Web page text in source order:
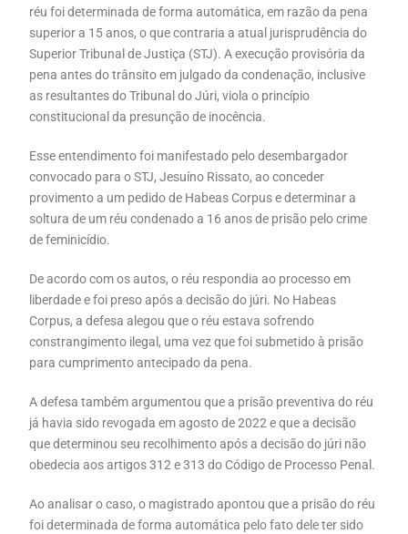
réu foi determinada de forma automática, em razão da pena
superior a 15 anos, o que contraria a atual jurisprudência do
Superior Tribunal de Justiça (STJ). A execução provisória da
pena antes do trânsito em julgado da condenação, inclusive
as resultantes do Tribunal do Júri, viola o princípio
constitucional da presunção de inocência.
Esse entendimento foi manifestado pelo desembargador
convocado para o STJ, Jesuíno Rissato, ao conceder
provimento a um pedido de Habeas Corpus e determinar a
soltura de um réu condenado a 16 anos de prisão pelo crime
de feminicídio.
De acordo com os autos, o réu respondia ao processo em
liberdade e foi preso após a decisão do júri. No Habeas
Corpus, a defesa alegou que o réu estava sofrendo
constrangimento ilegal, uma vez que foi submetido à prisão
para cumprimento antecipado da pena.
A defesa também argumentou que a prisão preventiva do réu
já havia sido revogada em agosto de 2022 e que a decisão
que determinou seu recolhimento após a decisão do júri não
obedecia aos artigos 312 e 313 do Código de Processo Penal.
Ao analisar o caso, o magistrado apontou que a prisão do réu
foi determinada de forma automática pelo fato dele ter sido